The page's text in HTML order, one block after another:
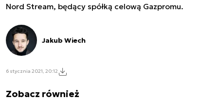
Nord Stream, będący spółką celową Gazpromu.
Jakub Wiech
6 stycznia 2021, 20:12
Zobacz również